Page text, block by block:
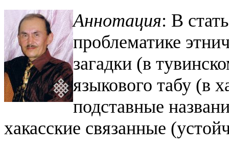
Аннотация: В
проблематике
загадки (в
языкового табу (в
подставные
хакасские связанные